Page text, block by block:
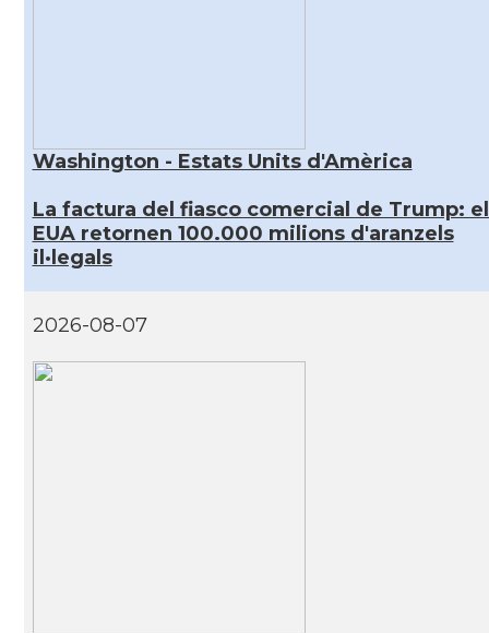
Washington - Estats Units d'Amèrica
La factura del fiasco comercial de Trump:
EUA retornen 100.000 milions d'aranzels
il·legals
2026-08-07